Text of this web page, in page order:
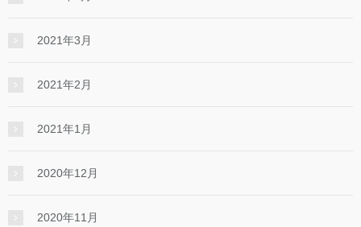
2021年3月
2021年2月
2021年1月
2020年12月
2020年11月